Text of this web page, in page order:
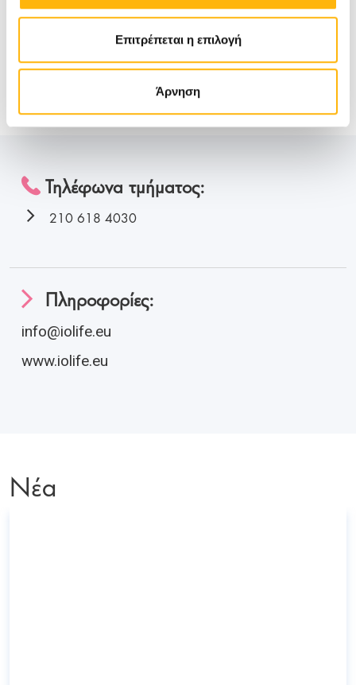
Επιτρέπεται η επιλογή
Άρνηση
Γιατί να επιλέξετε εμάς;
Στοιχεία επικοινωνίας:
Τηλέφωνα τμήματος:
210 618 4030
Πληροφορίες:
info@iolife.eu
www.iolife.eu
Νέα